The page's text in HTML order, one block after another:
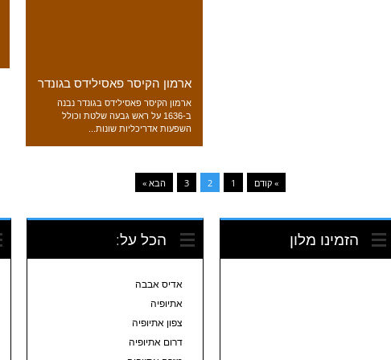
ארמון הקיסר פאסילידס בגונדר
ארמון הקיסר פאסילידס בגונדר נבנה
ב-1636 על ראש גבעה שלטת וכולל
השפעות אדריכליות שונות...
» קודם 1
2
3 הבא »
הזמינו מלון הכל על:
אדיס אבבה
אתיופיה
צפון אתיופיה
דרום אתיופיה